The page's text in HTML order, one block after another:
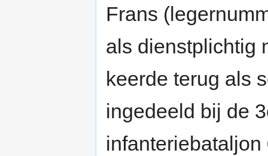
Frans
als dienstplichtig
keerde terug als
ingedeeld bij de
infanteriebataljon